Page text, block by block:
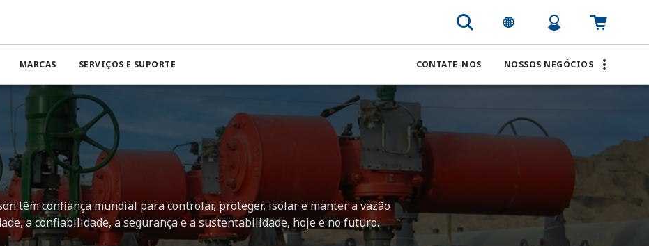
MARCAS SERVIÇOS E SUPORTE CONTATE-NOS NOSSOS NEGÓCIOS
têm confiança mundial para controlar, proteger, isolar e manter a vazão
a confiabilidade, a segurança e a sustentabilidade, hoje e no futuro.